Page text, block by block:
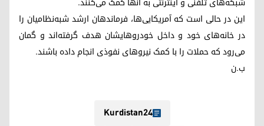
این در حالی است که آمریکایی‌ها، فرماندهان ارشد شبه‌نظامیان را
در خانه‌‌های خود و داخل خودروهایشان هدف گرفته‌اند و گمان
می‌رود که حملات را با کمک ‌نیروهای نفوذی انجام داده باشند.
ب.ن
Kurdistan24